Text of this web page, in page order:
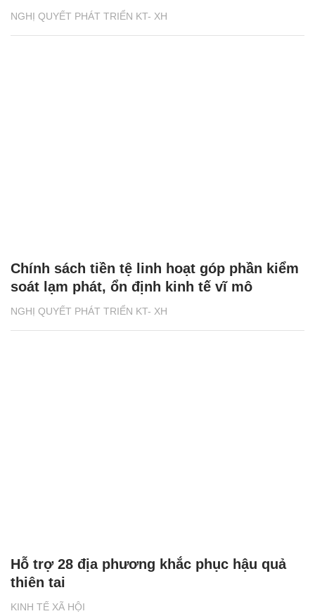
NGHỊ QUYẾT PHÁT TRIỂN KT- XH
NGHỊ QUYẾT PHÁT TRIỂN KT- XH
Chính sách tiền tệ linh hoạt góp phần kiểm
soát lạm phát, ổn định kinh tế vĩ mô
KINH TẾ XÃ HỘI
Hỗ trợ 28 địa phương khắc phục hậu quả
thiên tai